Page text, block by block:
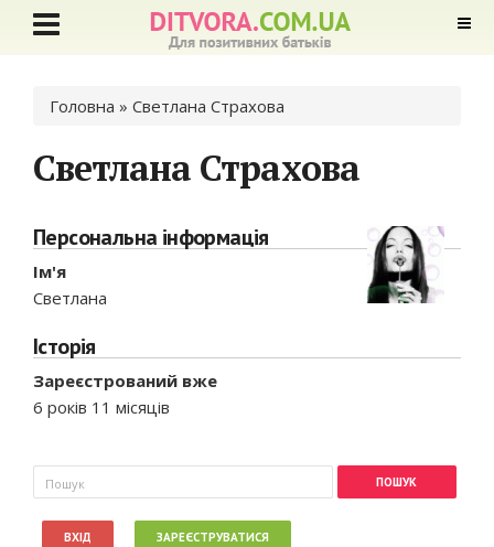
Ви є тут
Головна » Светлана Страхова
Светлана Страхова
Персональна інформація
Ім'я
Светлана
Історія
Зареєстрований вже
6 років 11 місяців
Пошукова форма
Пошук
ВХІД ЗАРЕЄСТРУВАТИСЯ